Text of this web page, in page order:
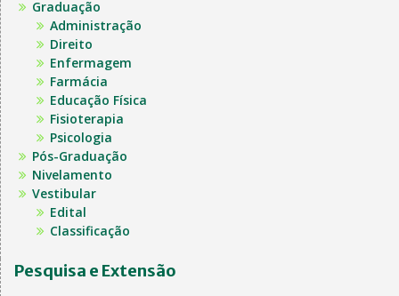
Graduação
Administração
Direito
Enfermagem
Farmácia
Educação Física
Fisioterapia
Psicologia
Pós-Graduação
Nivelamento
Vestibular
Edital
Classificação
Pesquisa e Extensão